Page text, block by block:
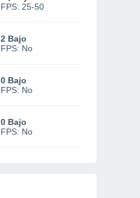
FPS: 25-50
2 Bajo
FPS: No
0 Bajo
FPS: No
0 Bajo
FPS: No